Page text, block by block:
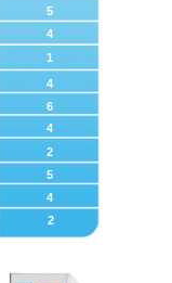
5
4
1
4
6
4
2
5
4
2